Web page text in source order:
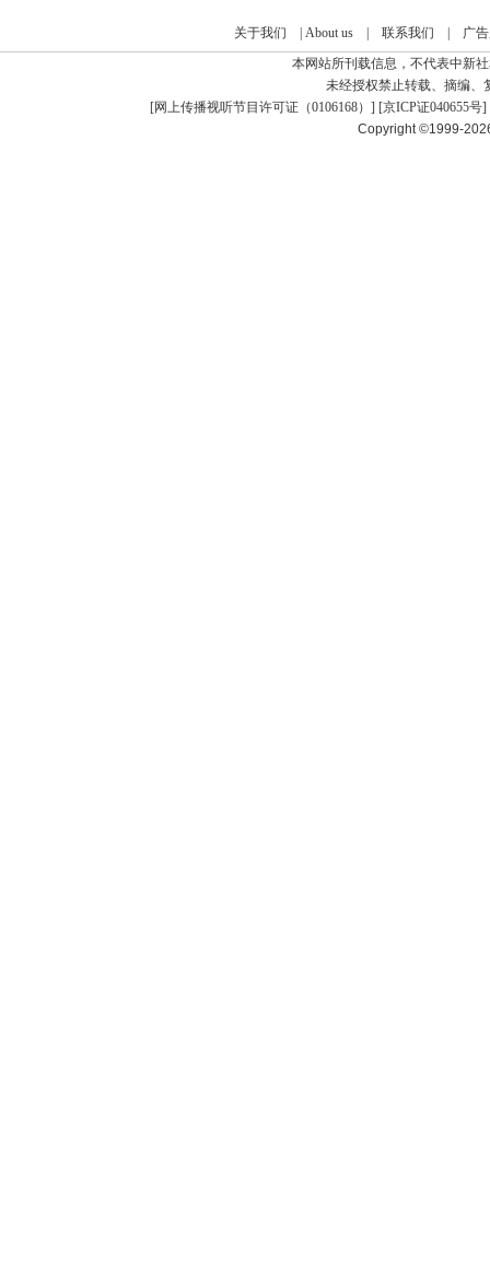
关于我们 About us| 联系我们
广
本网站所刊载信息，不代表中新
未经授权禁止转载、摘编、
[网上传播视听节目许可证（0106168） ] [京ICP证040655号]
Copyright ©1999-